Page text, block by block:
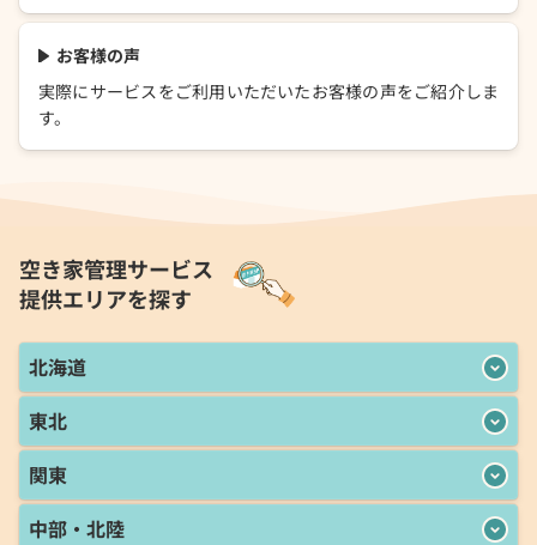
お客様の声
実際にサービスをご利用いただいたお客様の声をご紹介しま
す。
空き家管理サービス
提供エリアを探す
北海道
東北
関東
中部・北陸